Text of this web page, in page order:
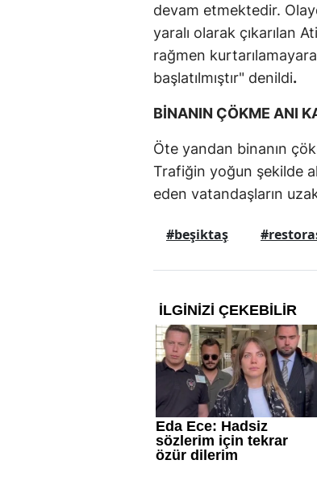
devam etmektedir.
yaralı olarak çıkarılan
rağmen
başlatılmıştır" denildi.
BİNANIN ÇÖKME ANI
Öte yandan binanın
Trafiğin yoğun şekilde
eden vatandaşların
#beşiktaş